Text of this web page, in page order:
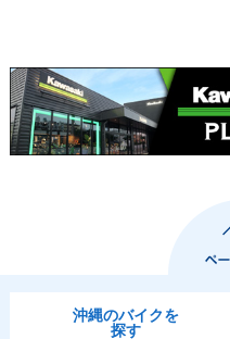
沖縄のバイクを
探す